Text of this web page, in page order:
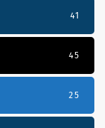
41
45
25